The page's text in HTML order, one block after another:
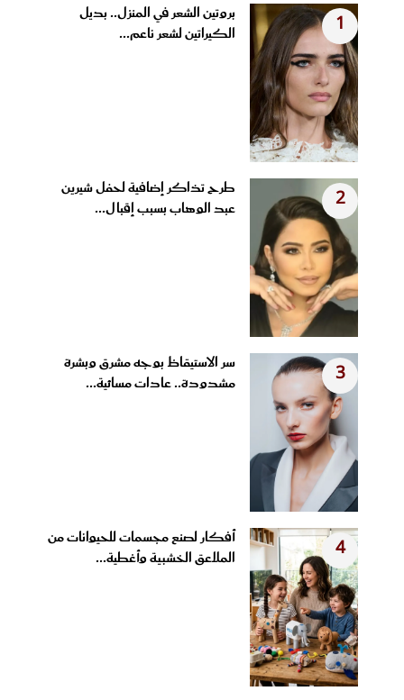
1
بروتين الشعر في المنزل.. بديل
الكيراتين لشعر ناعم...
2
طرح تذاكر إضافية لحفل شيرين
عبد الوهاب بسبب إقبال...
3
سر الاستيقاظ بوجه مشرق وبشرة
مشدودة.. عادات مسائية...
4
أفكار لصنع مجسمات للحيوانات من
الملاعق الخشبية وأغطية...